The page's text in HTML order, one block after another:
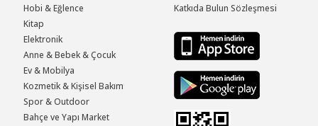
Hobi & Eğlence
Kitap
Elektronik
Anne & Bebek & Çocuk
Ev & Mobilya
Kozmetik & Kişisel Bakım
Spor & Outdoor
Bahçe ve Yapı Market
Katkıda Bulun Sözleşmesi